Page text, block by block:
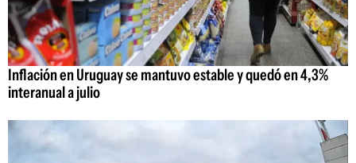
Inflación en Uruguay se mantuvo estable y quedó en 4,3%
interanual a julio